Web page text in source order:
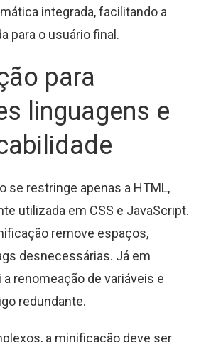
integrada, facilitando a
para o usuário final.
para
linguagens e
se restringe apenas a HTML,
utilizada em CSS e JavaScript.
remove espaços,
desnecessárias. Já em
renomeação de variáveis e
redundante.
a minificação deve ser